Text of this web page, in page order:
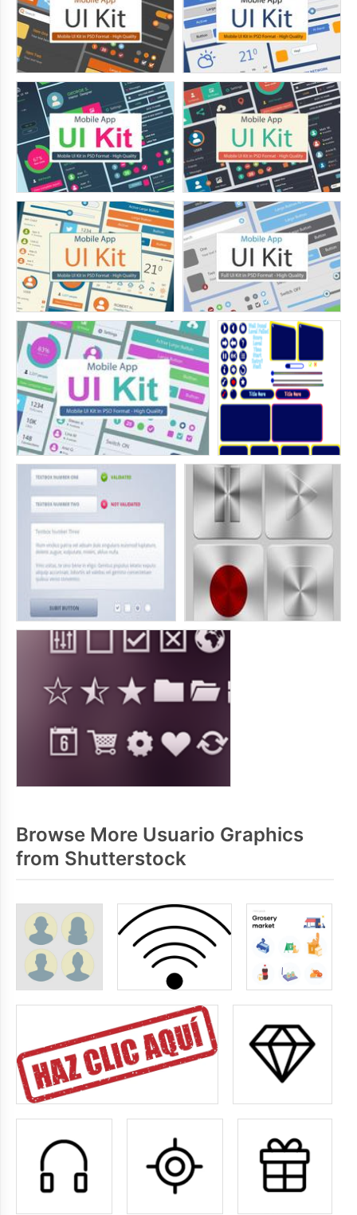
Browse More Usuario Graphics
from Shutterstock